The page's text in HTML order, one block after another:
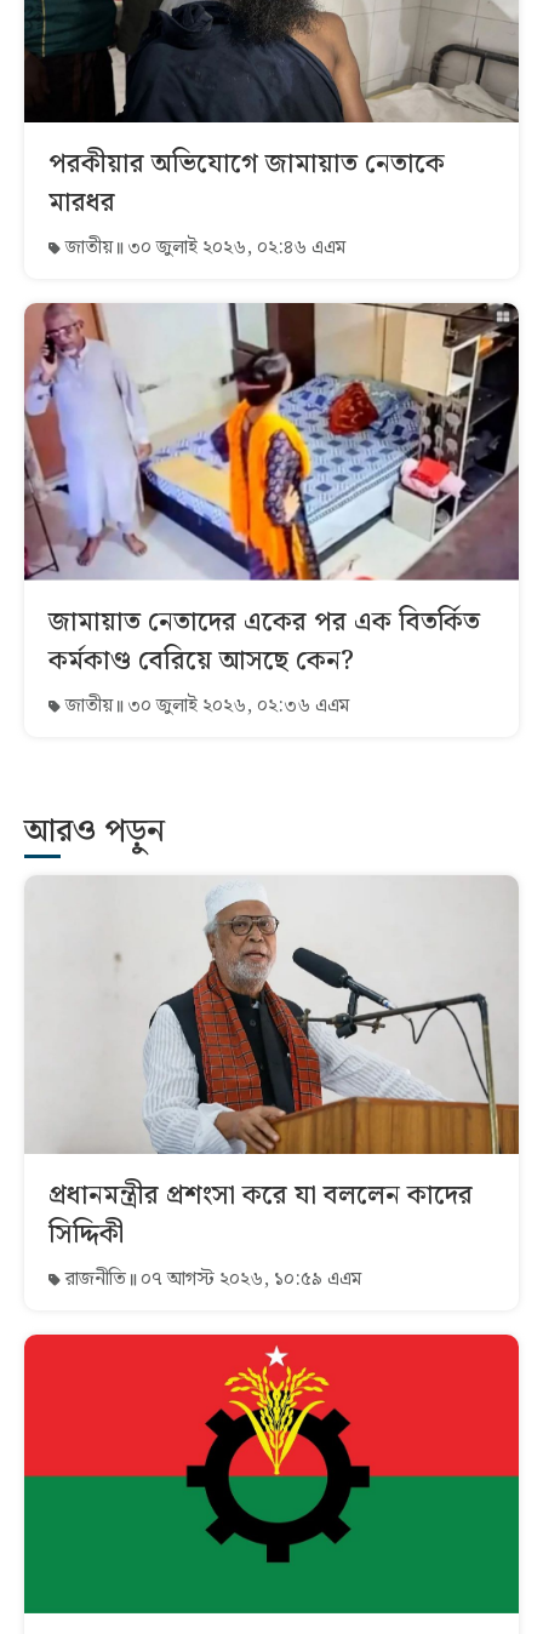
পরকীয়ার অভিযোগে জামায়াত নেতাকে
মারধর
জাতীয় ৩০ জুলাই ২০২৬, ০২:৪৬ এএম
জামায়াত নেতাদের একের পর এক বিতর্কিত
কর্মকাণ্ড বেরিয়ে আসছে কেন?
জাতীয় ৩০ জুলাই ২০২৬, ০২:৩৬ এএম
আরও পড়ুন
প্রধানমন্ত্রীর প্রশংসা করে যা বললেন কাদের
সিদ্দিকী
রাজনীতি ০৭ আগস্ট ২০২৬, ১০:৫৯ এএম